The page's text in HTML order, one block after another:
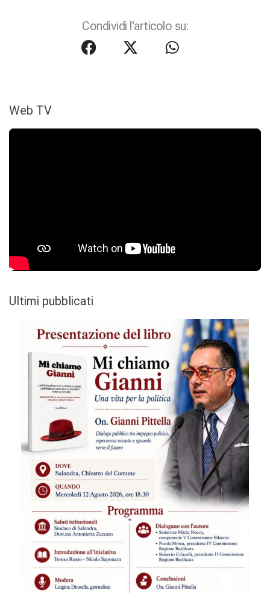
Condividi l'articolo su:
Web TV
Ultimi pubblicati